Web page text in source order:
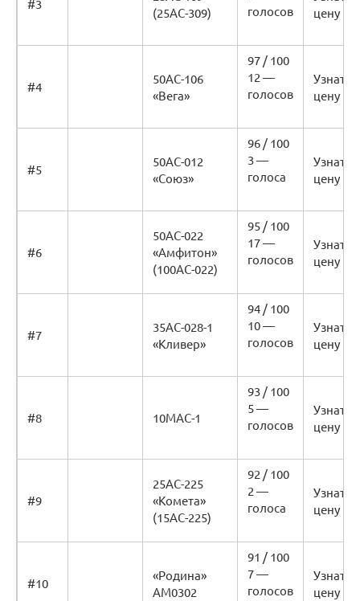
#3
(25АС-309)
голосов
цену
#4
50АС-106
«Вега»
97 / 100
12 —
голосов
Узнать
цену
#5
50АС-012
«Союз»
96 / 100
3 —
голоса
Узнать
цену
#6
50АС-022
«Амфитон»
(100АС-022)
95 / 100
17 —
голосов
Узнать
цену
#7
35АС-028-1
«Кливер»
94 / 100
10 —
голосов
Узнать
цену
#8 10МАС-1
93 / 100
5 —
голосов
Узнать
цену
#9
25АС-225
«Комета»
(15АС-225)
92 / 100
2 —
голоса
Узнать
цену
#10
«Родина»
АМ0302
91 / 100
7 —
голосов
Узнать
цену